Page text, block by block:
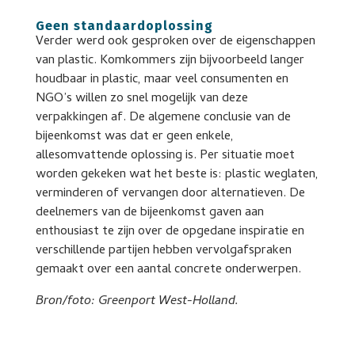
Geen standaardoplossing
Verder werd ook gesproken over de eigenschappen
van plastic. Komkommers zijn bijvoorbeeld langer
houdbaar in plastic, maar veel consumenten en
NGO’s willen zo snel mogelijk van deze
verpakkingen af. De algemene conclusie van de
bijeenkomst was dat er geen enkele,
allesomvattende oplossing is. Per situatie moet
worden gekeken wat het beste is: plastic weglaten,
verminderen of vervangen door alternatieven. De
deelnemers van de bijeenkomst gaven aan
enthousiast te zijn over de opgedane inspiratie en
verschillende partijen hebben vervolgafspraken
gemaakt over een aantal concrete onderwerpen.
Bron/foto: Greenport West-Holland.